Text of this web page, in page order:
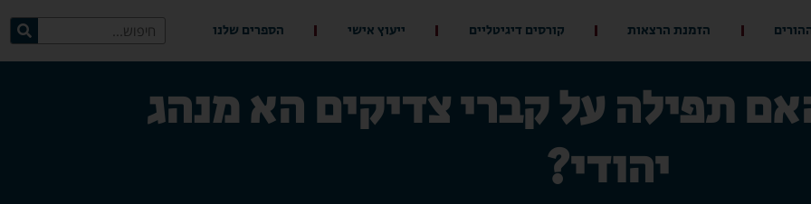
הזמנת הרצאות קורסים דיגיטליים ייעוץ אישי הספרים שלנו
תפילה על קברי צדיקים הא מנהג
יהודי?